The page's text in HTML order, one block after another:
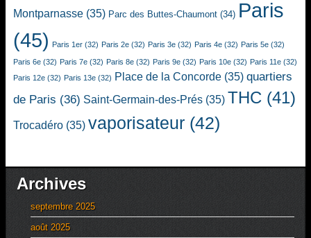
Montparnasse (35) Parc des Buttes-Chaumont (34) Paris
(45) Paris 1er (32) Paris 2e (32) Paris 3e (32) Paris 4e (32) Paris 5e (32)
Paris 6e (32) Paris 7e (32) Paris 8e (32) Paris 9e (32) Paris 10e (32) Paris 11e (32)
Paris 12e (32) Paris 13e (32) Place de la Concorde (35) quartiers
de Paris (36) Saint-Germain-des-Prés (35) THC (41)
Trocadéro (35) vaporisateur (42)
Archives
septembre 2025
août 2025